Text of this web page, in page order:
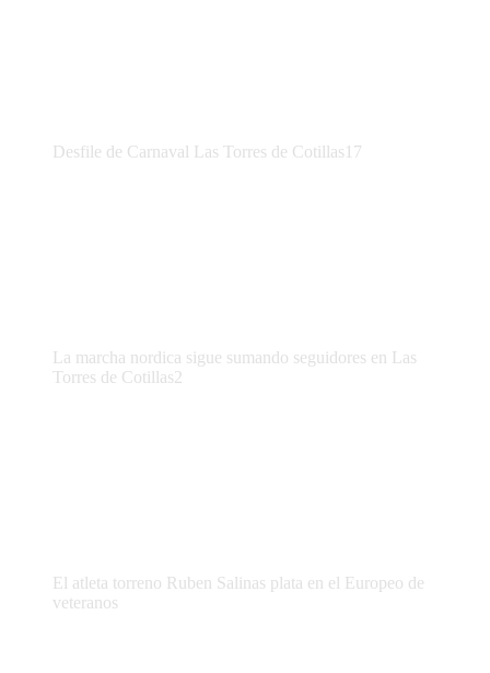
Desfile de Carnaval Las Torres de Cotillas17
La marcha nordica sigue sumando seguidores en Las
Torres de Cotillas2
El atleta torreno Ruben Salinas plata en el Europeo de
veteranos